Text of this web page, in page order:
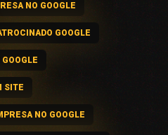
NO GOOGLE
GOOGLE
SITE
NO GOOGLE